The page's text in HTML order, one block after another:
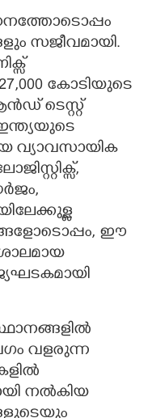
സജീവമായി.
കോടിയുടെ
ടെസ്റ്റ്
വ്യാവസായിക
ഈ
വളരുന്ന
നൽകിയ